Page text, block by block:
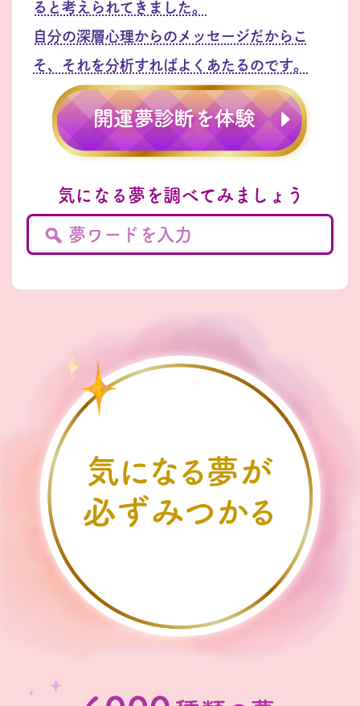
ると考えられてきました。
自分の深層心理からのメッセージだからこ
そ、それを分析すればよくあたるのです。
気になる夢を調べてみましょう